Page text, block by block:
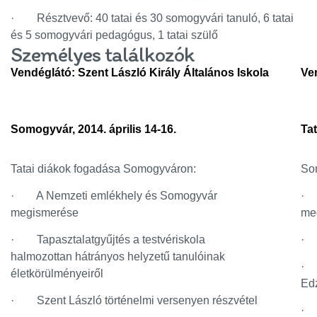
· Résztvevő: 40 tatai és 30 somogyvári tanuló, 6 tatai
és 5 somogyvári pedagógus, 1 tatai szülő
Személyes találkozók
Vendéglátó: Szent László Király Általános Iskola
Somogyvár, 2014. április 14-16.
Tatai diákok fogadása Somogyváron:
· A Nemzeti emlékhely és Somogyvár
megismerése
· Tapasztalatgyűjtés a testvériskola
halmozottan hátrányos helyzetű tanulóinak
életkörülményeiről
· Szent László történelmi versenyen részvétel
·
·
·
·